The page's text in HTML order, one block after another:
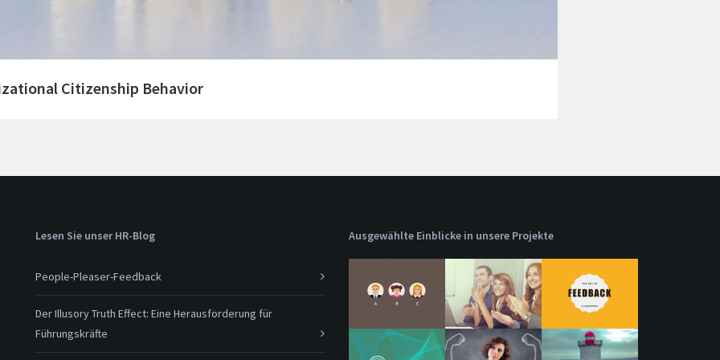
Citizenship Behavior
Lesen Sie unser HR-Blog
People-Pleaser-Feedback
Der Illusory Truth Effect: Eine Herausforderung für
Führungskräfte
Ausgewählte Einblicke in unsere Projekte